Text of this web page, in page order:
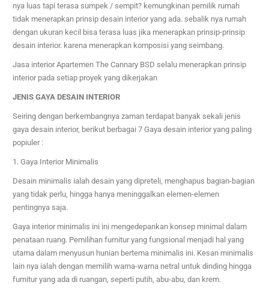
nya luas tapi terasa sumpek / sempit? kemungkinan pemilik rumah
tidak menerapkan prinsip desain interior yang ada. sebalik nya rumah
dengan ukuran kecil bisa terasa luas jika menerapkan prinsip-prinsip
desain interior. karena menerapkan komposisi yang seimbang.
Jasa interiorApartemen The Cannary BSD selalu menerapkan prinsip
interior pada setiap proyek yang dikerjakan
JENIS GAYA DESAIN INTERIOR
Seiring dengan berkembangnya zaman terdapat banyak sekali jenis
gaya desain interior, berikut berbagai 7 Gaya desain interior yang paling
popiuler :
1. Gaya Interior Minimalis
Desain minimalis ialah desain yang dipreteli, menghapus bagian-bagian
yang tidak perlu, hingga hanya meninggalkan elemen-elemen
pentingnya saja.
Gaya interior minimalis ini ini mengedepankan konsep minimal dalam
penataan ruang. Pemilihan furnitur yang fungsional menjadi hal yang
utama dalam menyusun hunian bertema minimalis ini. Kesan minimalis
lain nya ialah dengan memilih warna-warna netral untuk dinding hingga
furnitur yang ada di ruangan, seperti putih, abu-abu, dan krem.